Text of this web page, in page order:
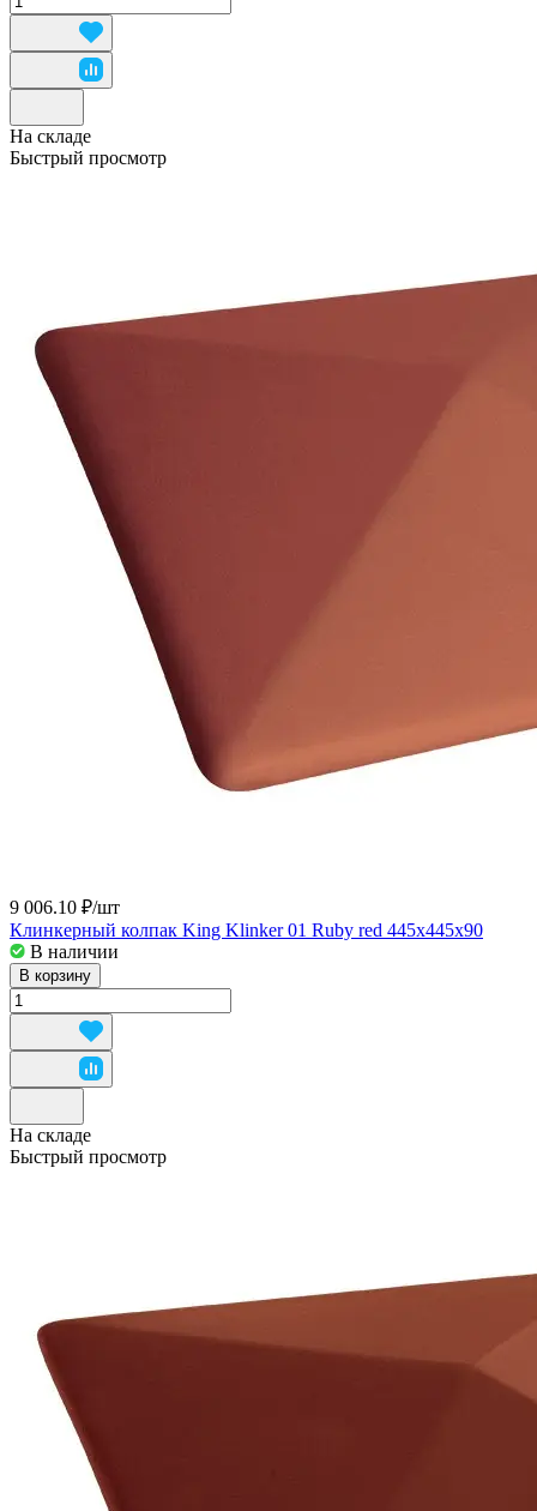
На складе
Быстрый просмотр
9 006.10 ₽/шт
Клинкерный колпак King Klinker 01 Ruby red 445x445x90
В наличии
В корзину
На складе
Быстрый просмотр